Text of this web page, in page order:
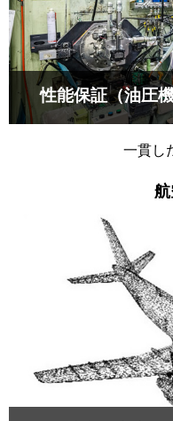
性能保証（油圧
一貫し